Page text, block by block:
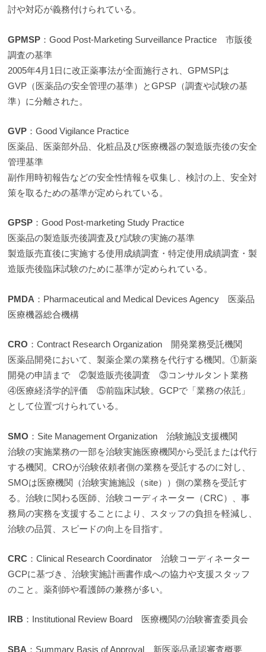
討や対応が義務付けられている。
GPMSP ：Good Post-Marketing Surveillance Practice 市販後
調査の基準
2005年4月1日に改正薬事法が全面施行され、GPMSPは
GVP（医薬品の安全管理の基準）とGPSP（調査や試験の基
準）に分離された。
GVP ：Good Vigilance Practice
医薬品、医薬部外品、化粧品及び医療機器の製造販売後の安全
管理基準
副作用時初報告などの安全性情報を収集し、検討の上、安全対
策を取るための基準が定められている。
GPSP ：Good Post-marketing Study Practice
医薬品の製造販売後調査及び試験の実施の基準
製造販売直後に実施する使用成績調査・特定使用成績調査・製
造販売後臨床試験のために基準が定められている。
PMDA ：Pharmaceutical and Medical Devices Agency 医薬品
医療機器総合機構
CRO ：Contract Research Organization 開発業務受託機関
医薬品開発において、製薬企業の業務を代行する機関。①新薬
開発の申請まで ②製造販売後調査 ③コンサルタント業務
④医療経済学的評価 ⑤前臨床試験。GCPで「業務の依託」
として位置づけられている。
SMO ：Site Management Organization 治験施設支援機関
治験の実施業務の一部を治験実施医療機関から受託または代行
する機関。CROが治験依頼者側の業務を受託するのに対し、
SMOは医療機関（治験実施施設（site））側の業務を受託す
る。治験に関わる医師、治験コーディネーター（CRC）、事
務局の実務を支援することにより、スタッフの負担を軽減し、
治験の品質、スピードの向上を目指す。
CRC ：Clinical Research Coordinator 治験コーディネーター
GCPに基づき、治験実施計画書作成への協力や支援スタッフ
のこと。薬剤師や看護師の兼務が多い。
IRB ：Institutional Review Board 医療機関の治験審査委員会
SBA ：Summary Basis of Approval 新医薬品承認審査概要